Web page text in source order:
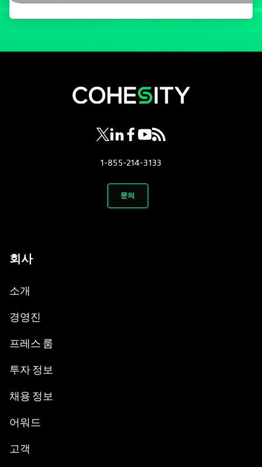
opens in a new tab
opens in a new tab
opens in a new tab
opens in a new tab
opens in a new tab
1-855-214-3133
문의
회사
소개
경영진
프레스 룸
투자 정보
채용 정보
어워드
고객